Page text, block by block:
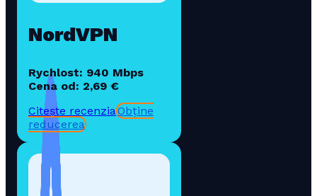
NordVPN
Rychlost: 940 Mbps
Cena od: 2,69 €
Citește recenziaObține
reducerea